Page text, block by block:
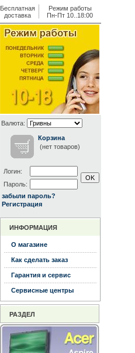
Бесплатная
доставка
Режим работы
Пн-Пт 10..18:00
Валюта:
Корзина
(нет товаров)
Логин:
Пароль:
забыли пароль?
Регистрация
ИНФОРМАЦИЯ
О магазине
Как сделать заказ
Гарантия и сервис
Сервисные центры
РАЗДЕЛ